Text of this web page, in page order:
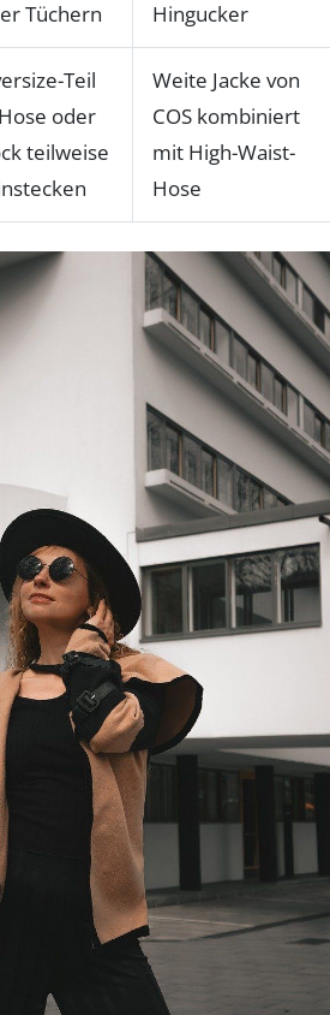
Tüchern Hingucker
Teil
oder
teilweise
Weite Jacke von
COS kombiniert
mit High-Waist-
Hose